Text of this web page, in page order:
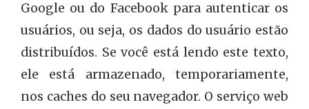
Google ou do Facebook para autenticar os
usuários, ou seja, os dados do usuário estão
distribuídos. Se você está lendo este texto,
ele está armazenado, temporariamente,
nos caches do seu navegador. O serviço web